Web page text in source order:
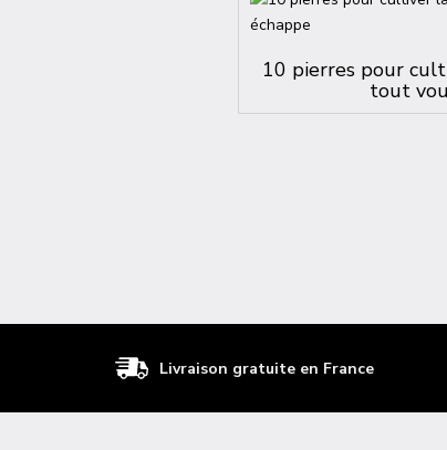
10 pierres pour
tout
Livraison gratuite en France